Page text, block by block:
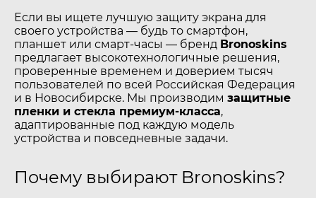
Если вы ищете лучшую защиту экрана для
своего устройства — будь то смартфон,
планшет или смарт-часы — бренд Bronoskins
предлагает высокотехнологичные решения,
проверенные временем и доверием тысяч
пользователей по всей Российская Федерация
и в Новосибирске. Мы производим защитные
пленки и стекла премиум-класса,
адаптированные под каждую модель
устройства и повседневные задачи.
Почему выбирают Bronoskins?